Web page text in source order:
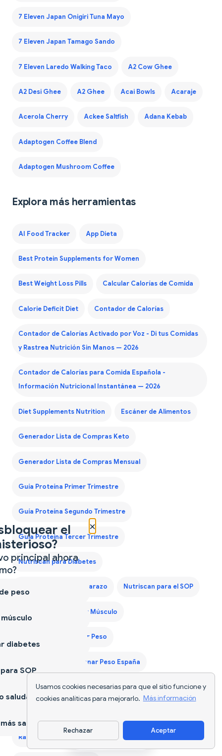
Usamos cookies necesarias para que el sitio funcione y
cookies analíticas para mejorarlo. Más información
Rechazar Aceptar
7 Eleven Japan Onigiri Tuna Mayo
7 Eleven Japan Tamago Sando
7 Eleven Laredo Walking Taco A2 Cow Ghee
A2 Desi Ghee A2 Ghee Acai Bowls Acaraje
Acerola Cherry Ackee Saltfish Adana Kebab
Adaptogen Coffee Blend
Adaptogen Mushroom Coffee
Explora más herramientas
AI Food Tracker App Dieta
Best Protein Supplements for Women
Best Weight Loss Pills Calcular Calorías de Comida
Calorie Deficit Diet Contador de Calorías
Contador de Calorías Activado por Voz - Di tus Comidas
y Rastrea Nutrición Sin Manos — 2026
Contador de Calorías para Comida Española -
Información Nutricional Instantánea — 2026
Diet Supplements Nutrition Escáner de Alimentos
Generador Lista de Compras Keto
Generador Lista de Compras Mensual
Guía Proteína Primer Trimestre
Guía Proteína Segundo Trimestre
Guía Proteína Tercer Trimestre
Nutriscan para Diabetes
Nutriscan para el Embarazo Nutriscan para el SOP
Nutriscan para Ganar Músculo
Nutriscan para Perder Peso
Plan de Dieta para Ganar Peso España
Plan de Dieta para Hombres de 40 Años
Rastreador de Calorías Rastreador de Nutrición
Descargar app
×
el
principal ahora
peso
diabetes
SOP
saludable
sano